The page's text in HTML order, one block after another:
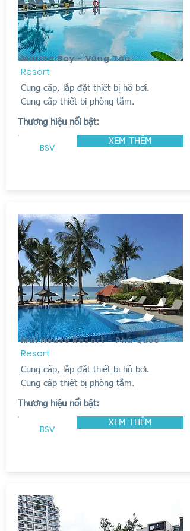
Marina Bay - Vũng Tàu
Resort
Cung cấp, lắp đặt thiết bị hồ bơi.
Cung cấp thiết bị phòng tắm.
Thương hiệu nổi bật:
BSV
XEM THÊM
Mai House Resort - Phú Quốc
Resort
Cung cấp, lắp đặt thiết bị hồ bơi.
Cung cấp thiết bị phòng tắm.
Thương hiệu nổi bật:
BSV
XEM THÊM